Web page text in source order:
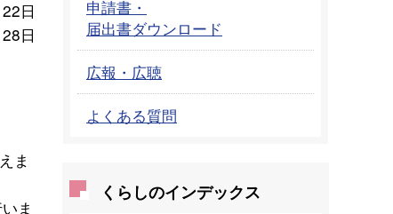
日
日
ま
ま
申請書・
届出書ダウンロード
広報・広聴
よくある質問
くらしのインデックス